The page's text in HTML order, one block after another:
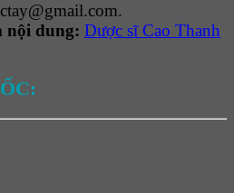
nội dung: Dược sĩ Cao Thanh